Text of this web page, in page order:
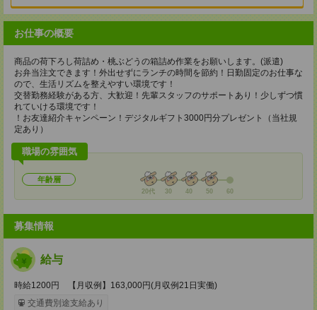
お仕事の概要
商品の荷下ろし荷詰め・桃ぶどうの箱詰め作業をお願いします。(派遣)
お弁当注文できます！外出せずにランチの時間を節約！日勤固定のお仕事な
ので、生活リズムを整えやすい環境です！
交替勤務経験がある方、大歓迎！先輩スタッフのサポートあり！少しずつ慣
れていける環境です！
！お友達紹介キャンペーン！デジタルギフト3000円分プレゼント（当社規
定あり）
職場の雰囲気
年齢層
20代 30 40 50 60
募集情報
給与
時給1200円 【月収例】163,000円(月収例21日実働)
交通費別途支給あり